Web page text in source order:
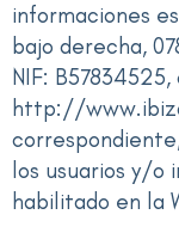
informaciones
bajo derecha,
NIF:
http://
los usuarios y/o
habilitado en la